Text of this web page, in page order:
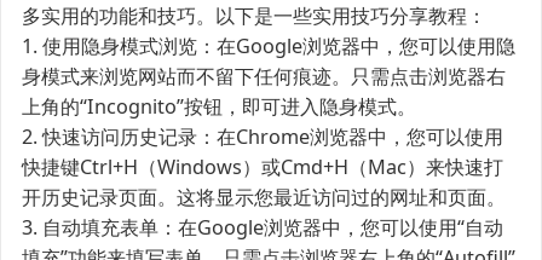
多实用的功能和技巧。以下是一些实用技巧分享教程：
1. 使用隐身模式浏览：在Google浏览器中，您可以使用隐
身模式来浏览网站而不留下任何痕迹。只需点击浏览器右
上角的“Incognito”按钮，即可进入隐身模式。
2. 快速访问历史记录：在Chrome浏览器中，您可以使用
快捷键Ctrl+H（Windows）或Cmd+H（Mac）来快速打
开历史记录页面。这将显示您最近访问过的网址和页面。
3. 自动填充表单：在Google浏览器中，您可以使用“自动